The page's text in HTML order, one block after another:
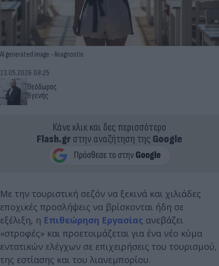
AI generated image - Anagnostis
Θεόδωρος
Βγενής
13.05.2026 08:25
Κάνε κλικ και δες περισσότερο
Flash.grστην αναζήτηση της Google
Με την τουριστική σεζόν να ξεκινά και χιλιάδες
εποχικές προσλήψεις να βρίσκονται ήδη σε
εξέλιξη, η Επιθεώρηση Εργασίας ανεβάζει
«στροφές» και προετοιμάζεται για ένα νέο κύμα
εντατικών ελέγχων σε επιχειρήσεις του τουρισμού,
της εστίασης και του λιανεμπορίου.